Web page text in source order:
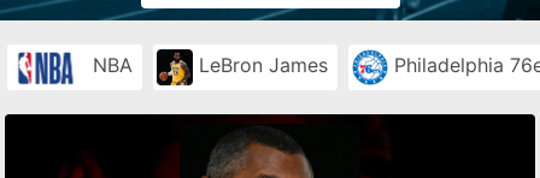
NBA LeBron James Philadelphia